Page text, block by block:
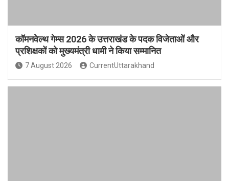
कॉमनवेल्थ गेम्स 2026 के उत्तराखंड के पदक विजेताओं और
प्रशिक्षकों को मुख्यमंत्री धामी ने किया सम्मानित
7 August 2026 CurrentUttarakhand